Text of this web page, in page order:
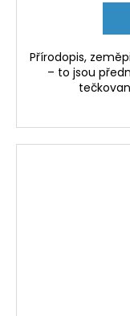
Přírodopis,
– to jsou